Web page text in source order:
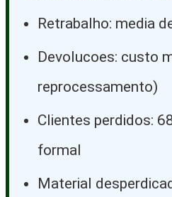
Retrabalho: media
Devolucoes: custo
reprocessamento)
Clientes perdidos:
formal
Material